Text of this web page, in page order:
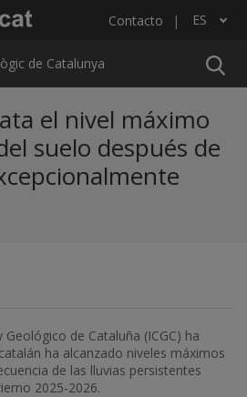
Contacto ES
Lista adicional de acciones
de Catalunya
el nivel máximo
suelo después de
de Cataluña (ICGC) ha
ha alcanzado niveles máximos
de las lluvias persistentes
2025-2026.